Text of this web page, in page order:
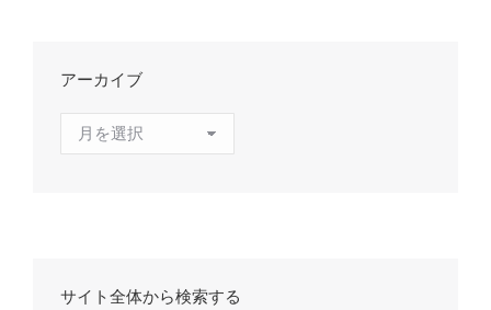
アーカイブ
サイト全体から検索する